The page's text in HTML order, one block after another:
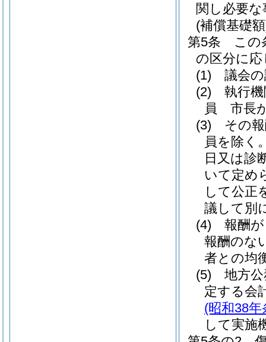
関し必要
(補償基礎
第5条
この
の区分に応
(1)
議会
(2)
執行
員 市長
(3)
その
員を除く
日又は診
いて定め
して公正
議して別
(4)
報酬
報酬のな
者との均
(5)
地方
定する会
(昭和38
して実施